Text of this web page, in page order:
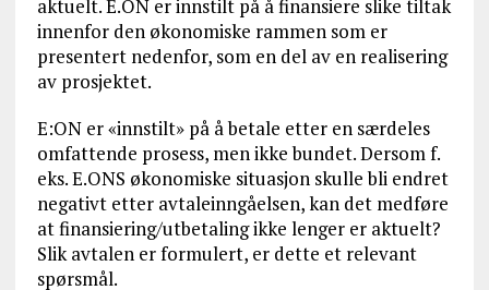
aktuelt. E.ON er innstilt på å finansiere slike tiltak
innenfor den økonomiske rammen som er
presentert nedenfor, som en del av en realisering
av prosjektet.
E:ON er «innstilt» på å betale etter en særdeles
omfattende prosess, men ikke bundet. Dersom f.
eks. E.ONS økonomiske situasjon skulle bli endret
negativt etter avtaleinngåelsen, kan det medføre
at finansiering/utbetaling ikke lenger er aktuelt?
Slik avtalen er formulert, er dette et relevant
spørsmål.